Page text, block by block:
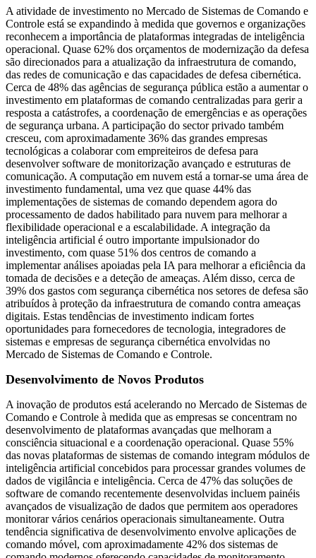
A atividade de investimento no Mercado de Sistemas de Comando e
Controle está se expandindo à medida que governos e organizações
reconhecem a importância de plataformas integradas de inteligência
operacional. Quase 62% dos orçamentos de modernização da defesa
são direcionados para a atualização da infraestrutura de comando,
das redes de comunicação e das capacidades de defesa cibernética.
Cerca de 48% das agências de segurança pública estão a aumentar o
investimento em plataformas de comando centralizadas para gerir a
resposta a catástrofes, a coordenação de emergências e as operações
de segurança urbana. A participação do sector privado também
cresceu, com aproximadamente 36% das grandes empresas
tecnológicas a colaborar com empreiteiros de defesa para
desenvolver software de monitorização avançado e estruturas de
comunicação. A computação em nuvem está a tornar-se uma área de
investimento fundamental, uma vez que quase 44% das
implementações de sistemas de comando dependem agora do
processamento de dados habilitado para nuvem para melhorar a
flexibilidade operacional e a escalabilidade. A integração da
inteligência artificial é outro importante impulsionador do
investimento, com quase 51% dos centros de comando a
implementar análises apoiadas pela IA para melhorar a eficiência da
tomada de decisões e a deteção de ameaças. Além disso, cerca de
39% dos gastos com segurança cibernética nos setores de defesa são
atribuídos à proteção da infraestrutura de comando contra ameaças
digitais. Estas tendências de investimento indicam fortes
oportunidades para fornecedores de tecnologia, integradores de
sistemas e empresas de segurança cibernética envolvidas no
Mercado de Sistemas de Comando e Controle.
Desenvolvimento de Novos Produtos
A inovação de produtos está acelerando no Mercado de Sistemas de
Comando e Controle à medida que as empresas se concentram no
desenvolvimento de plataformas avançadas que melhoram a
consciência situacional e a coordenação operacional. Quase 55%
das novas plataformas de sistemas de comando integram módulos de
inteligência artificial concebidos para processar grandes volumes de
dados de vigilância e inteligência. Cerca de 47% das soluções de
software de comando recentemente desenvolvidas incluem painéis
avançados de visualização de dados que permitem aos operadores
monitorar vários cenários operacionais simultaneamente. Outra
tendência significativa de desenvolvimento envolve aplicações de
comando móvel, com aproximadamente 42% dos sistemas de